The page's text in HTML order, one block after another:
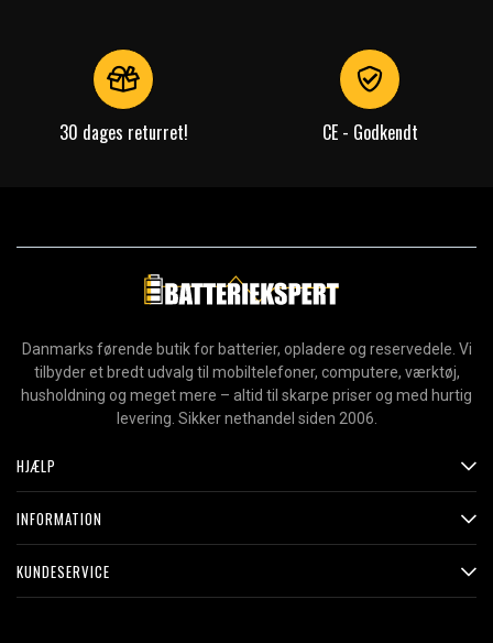
30 dages returret! CE - Godkendt
Danmarks førende butik for batterier, opladere og reservedele. Vi
tilbyder et bredt udvalg til mobiltelefoner, computere, værktøj,
husholdning og meget mere – altid til skarpe priser og med hurtig
levering. Sikker nethandel siden 2006.
HJÆLP
INFORMATION
KUNDESERVICE